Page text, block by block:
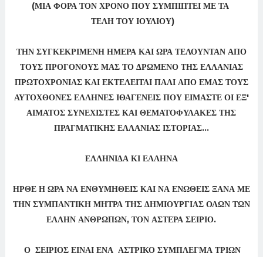
(ΜΙΑ ΦΟΡΑ ΤΟΝ ΧΡΟΝΟ ΠΟΥ ΣΥΜΠΙΠΤΕΙ ΜΕ ΤΑ
ΤΕΛΗ ΤΟΥ ΙΟΥΛΙΟΥ)
ΤΗΝ ΣΥΓΚΕΚΡΙΜΕΝΗ ΗΜΕΡΑ ΚΑΙ ΩΡΑ ΤΕΛΟΥΝΤΑΝ ΑΠΟ
ΤΟΥΣ ΠΡΟΓΟΝΟΥΣ ΜΑΣ ΤΟ ΔΡΩΜΕΝΟ ΤΗΣ ΕΛΛΑΝΙΑΣ
ΠΡΩΤΟΧΡΟΝΙΑΣ ΚΑΙ ΕΚΤΕΛΕΙΤΑΙ ΠΑΛΙ ΑΠΟ ΕΜΑΣ ΤΟΥΣ
ΑΥΤΟΧΘΟΝΕΣ ΕΛΛΗΝΕΣ ΙΘΑΓΕΝΕΙΣ ΠΟΥ ΕΙΜΑΣΤΕ ΟΙ ΕΞ'
ΑΙΜΑΤΟΣ ΣΥΝΕΧΙΣΤΕΣ ΚΑΙ ΘΕΜΑΤΟΦΥΛΑΚΕΣ ΤΗΣ
ΠΡΑΓΜΑΤΙΚΗΣ ΕΛΛΑΝΙΑΣ ΙΣΤΟΡΙΑΣ...
ΕΛΛΗΝΙΔΑ ΚΙ ΕΛΛΗΝΑ
ΗΡΘΕ Η ΩΡΑ ΝΑ ΕΝΘΥΜΗΘΕΙΣ ΚΑΙ ΝΑ ΕΝΩΘΕΙΣ ΞΑΝΑ ΜΕ
ΤΗΝ ΣΥΜΠΑΝΤΙΚΗ ΜΗΤΡΑ ΤΗΣ ΔΗΜΙΟΥΡΓΙΑΣ ΟΛΩΝ ΤΩΝ
ΕΛΛΗΝ ΑΝΘΡΩΠΩΝ, ΤΟΝ ΑΣΤΕΡΑ ΣΕΙΡΙΟ.
Ο ΣΕΙΡΙΟΣ ΕΙΝΑΙ ΕΝΑ ΑΣΤΡΙΚΟ ΣΥΜΠΛΕΓΜΑ ΤΡΙΩΝ